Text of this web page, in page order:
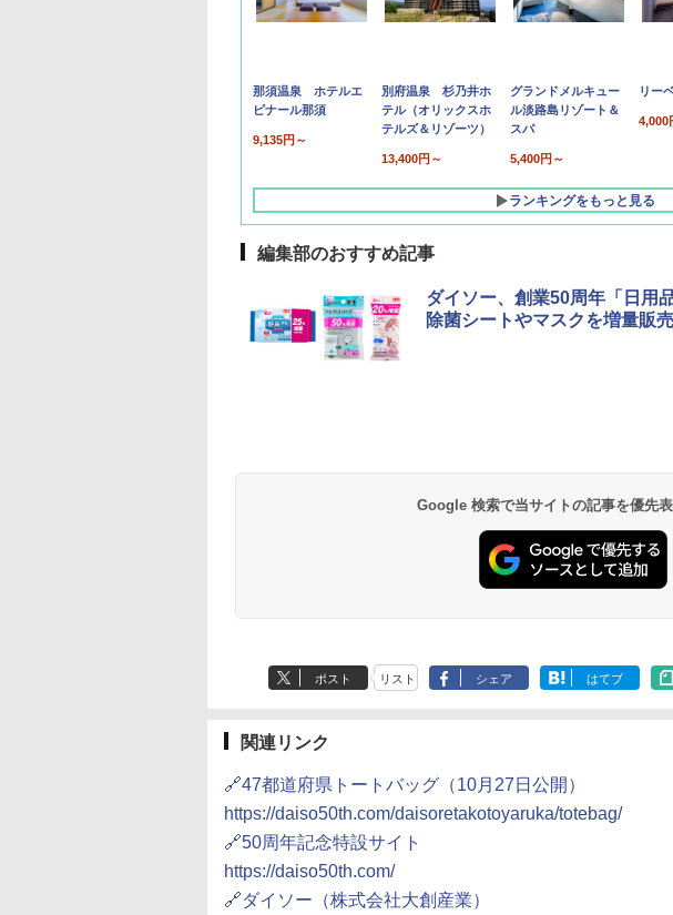
那須温泉 ホテルエ
ピナール那須
9,135円～
別府温泉 杉乃井ホ
テル（オリックスホ
テルズ＆リゾーツ）
13,400円～
グランドメルキュー
ル淡路島リゾート＆
スパ
5,400円～
リー
4,000
ランキングをもっと見る
10,450円～
19,541円～
7,950円～
5,758円～
編集部のおすすめ記事
ダイソー、創業50周年「日用
除菌シートやマスクを増量販売
Google 検索で当サイトの記事を優先
ポスト リスト シェア はてブ
関連リンク
🔗47都道府県トートバッグ（10月27日公開）
https://daiso50th.com/daisoretakotoyaruka/totebag/
🔗50周年記念特設サイト
https://daiso50th.com/
🔗ダイソー（株式会社大創産業）